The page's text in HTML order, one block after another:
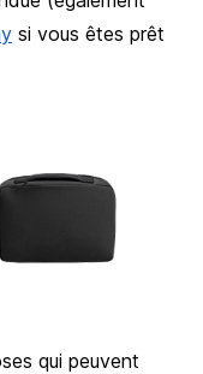
si vous êtes prêt
qui peuvent